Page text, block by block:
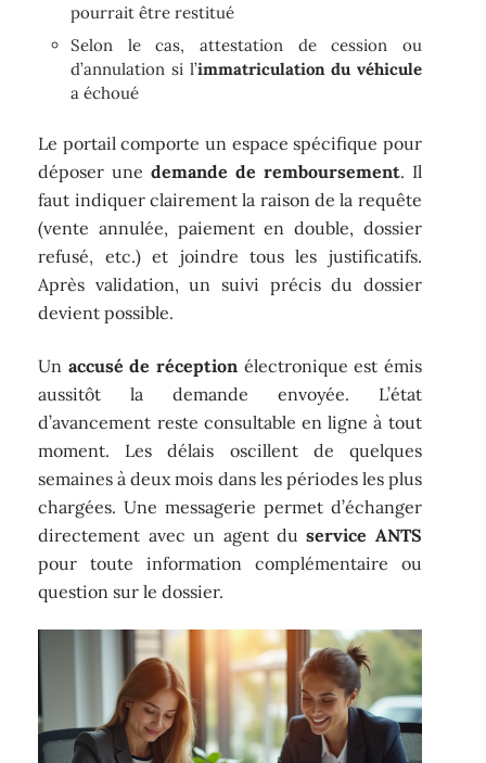
pourrait être restitué
Selon le cas, attestation de cession ou
d’annulation si l’immatriculation du véhicule
a échoué
Le portail comporte un espace spécifique pour
déposer unedemande de remboursement. Il
faut indiquer clairement la raison de la requête
(vente annulée, paiement en double, dossier
refusé, etc.) et joindre tous les justificatifs.
Après validation, un suivi précis du dossier
devient possible.
Un accusé de réception électronique est émis
aussitôt la demande envoyée. L’état
d’avancement reste consultable en ligne à tout
moment. Les délais oscillent de quelques
semaines à deux mois dans les périodes les plus
chargées. Une messagerie permet d’échanger
directement avec un agent duservice ANTS
pour toute information complémentaire ou
question sur le dossier.